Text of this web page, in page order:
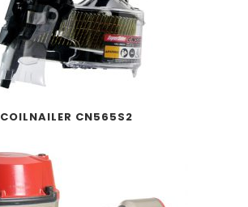
COILNAILER CN565S2